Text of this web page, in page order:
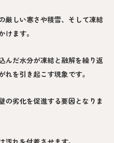
厳しい寒さや積雪、そして凍結
ます。
んだ水分が凍結と融解を繰り返
を引き起こす現象です。
の劣化を促進する要因となりま